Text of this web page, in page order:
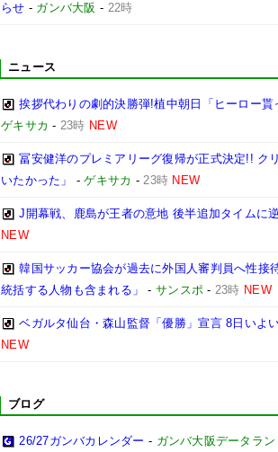
らせ - ガンバ大阪 - 22時
ニュース
挨拶代わりの劇的決勝弾!植中朝日「ヒーロー
ゲキサカ - 23時 NEW
冨安健洋のプレミアリーグ復帰が正式決定!! ク
いたかった」
-ゲキサカ -23時 NEW
J開幕戦、鹿島が王者の意地 後半追加タイムに
NEW
韓国サッカー協会が過去に外国人審判員へ性
統括する人物も含まれる」
-サンスポ - 23時 NEW
ベガルタ仙台・森山監督「優勝」宣言 8日いよ
NEW
ブログ
26/27ガンバカレンダー - ガンバ大阪データラ